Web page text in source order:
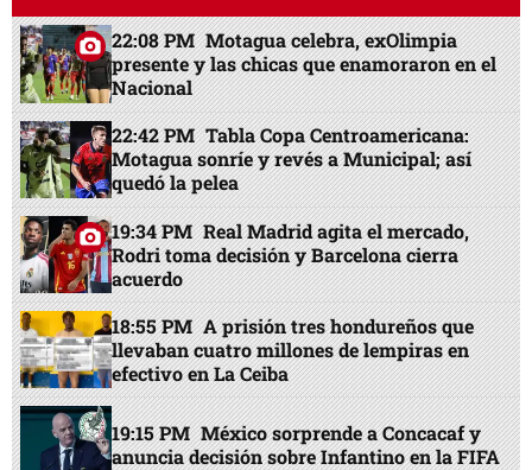
22:08 PM Motagua celebra, exOlimpia
presente y las chicas que enamoraron en el
Nacional
22:42 PM Tabla Copa Centroamericana:
Motagua sonríe y revés a Municipal; así
quedó la pelea
19:34 PM Real Madrid agita el mercado,
Rodri toma decisión y Barcelona cierra
acuerdo
18:55 PM A prisión tres hondureños que
llevaban cuatro millones de lempiras en
efectivo en La Ceiba
19:15 PM México sorprende a Concacaf y
anuncia decisión sobre Infantino en la FIFA